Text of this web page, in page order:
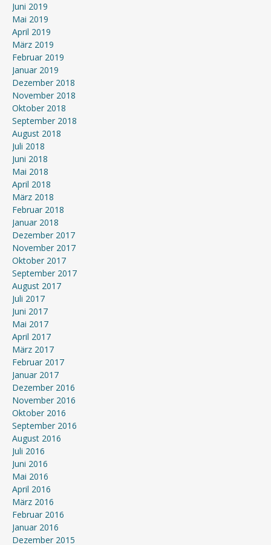
Juni 2019
Mai 2019
April 2019
März 2019
Februar 2019
Januar 2019
Dezember 2018
November 2018
Oktober 2018
September 2018
August 2018
Juli 2018
Juni 2018
Mai 2018
April 2018
März 2018
Februar 2018
Januar 2018
Dezember 2017
November 2017
Oktober 2017
September 2017
August 2017
Juli 2017
Juni 2017
Mai 2017
April 2017
März 2017
Februar 2017
Januar 2017
Dezember 2016
November 2016
Oktober 2016
September 2016
August 2016
Juli 2016
Juni 2016
Mai 2016
April 2016
März 2016
Februar 2016
Januar 2016
Dezember 2015